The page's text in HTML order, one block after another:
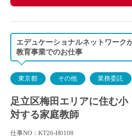
(勤務イメージ）
／19:00～20:30 E家庭
金曜日 14:00～15:30 F家庭
エデュケーショナルネットワーク
教育事業でのお仕事
東京都 その他 業務委託
足立区梅田エリアに住む小
対する家庭教師
仕事NO：KT26-H0108